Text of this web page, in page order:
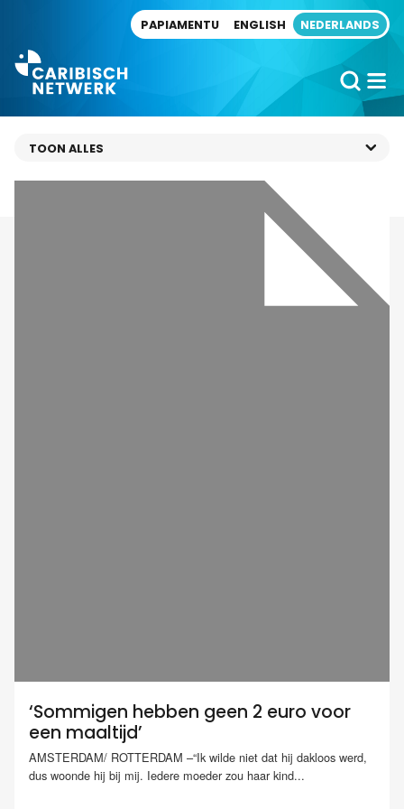
PAPIAMENTU ENGLISH NEDERLANDS
‘Sommigen hebben geen 2 euro voor
een maaltijd’
AMSTERDAM/ ROTTERDAM –“Ik wilde niet dat hij dakloos werd,
dus woonde hij bij mij. Iedere moeder zou haar kind...